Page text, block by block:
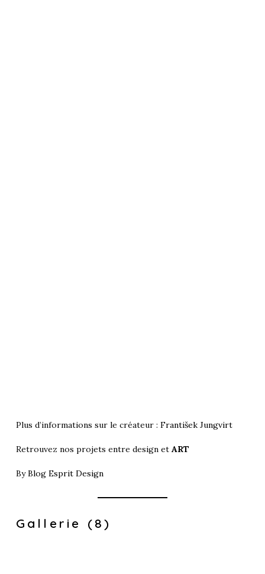
Plus d’informations sur le créateur : František Jungvirt
Retrouvez nos projets entre design et ART
ByBlog Esprit Design
Gallerie (8)